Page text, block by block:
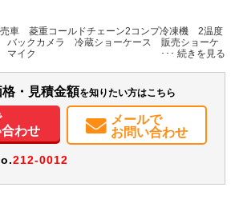
車 菱重コールドチェーン2コンプ冷凍機 2温度
ックカメラ 冷蔵ショーケース 販売ショーケ
マイク
・見積金額を知りたい方はこちら
わせ
メールで
お問い合わせ
212-0012